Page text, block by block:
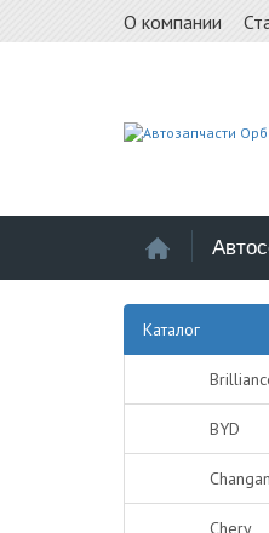
О компании
Каталог
BYD
Changan
Chery